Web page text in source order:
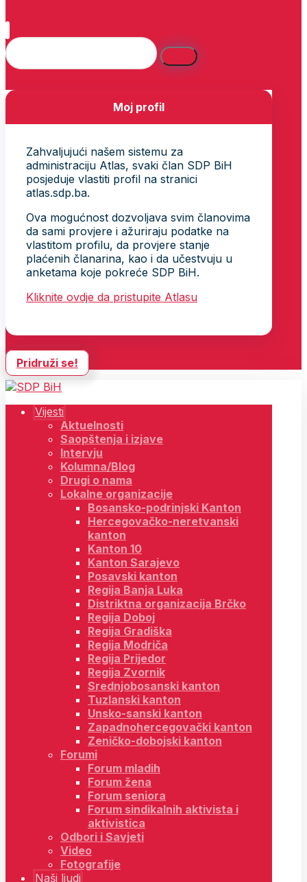
Moj profil
Zahvaljujući našem sistemu za
administraciju Atlas, svaki član SDP BiH
posjeduje vlastiti profil na stranici
atlas.sdp.ba.
Ova mogućnost dozvoljava svim članovima
da sami provjere i ažuriraju podatke na
vlastitom profilu, da provjere stanje
plaćenih članarina, kao i da učestvuju u
anketama koje pokreće SDP BiH.
Kliknite ovdje da pristupite Atlasu
Pridruži se!
Vijesti
Aktuelnosti
Saopštenja i izjave
Intervju
Kolumna/Blog
Drugi o nama
Lokalne organizacije
Bosansko-podrinjski Kanton
Hercegovačko-neretvanski
kanton
Kanton 10
Kanton Sarajevo
Posavski kanton
Regija Banja Luka
Distriktna organizacija Brčko
Regija Doboj
Regija Gradiška
Regija Modriča
Regija Prijedor
Regija Zvornik
Srednjobosanski kanton
Tuzlanski kanton
Unsko-sanski kanton
Zapadnohercegovački kanton
Zeničko-dobojski kanton
Forumi
Forum mladih
Forum žena
Forum seniora
Forum sindikalnih aktivista i
aktivistica
Odbori i Savjeti
Video
Fotografije
Naši ljudi